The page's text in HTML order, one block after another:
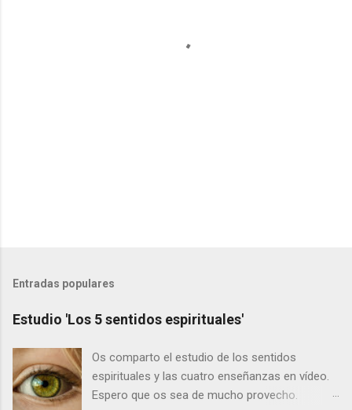
Entradas populares
Estudio 'Los 5 sentidos espirituales'
Os comparto el estudio de los sentidos
espirituales y las cuatro enseñanzas en vídeo.
Espero que os sea de mucho provecho.